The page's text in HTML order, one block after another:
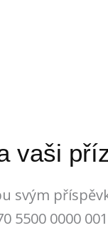
vaši
svým
5500 0000